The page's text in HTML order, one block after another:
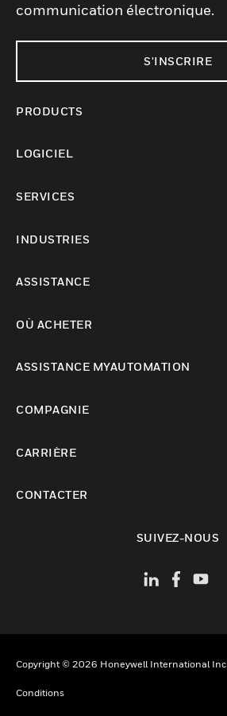
communication électronique.
S'INSCRIRE
PRODUCTS
LOGICIEL
SERVICES
INDUSTRIES
ASSISTANCE
OÙ ACHETER
ASSISTANCE MYAUTOMATION
COMPAGNIE
CARRIÈRE
CONTACTER
SUIVEZ-NOUS
Copyright © 2026 Honeywell International Inc
Conditions